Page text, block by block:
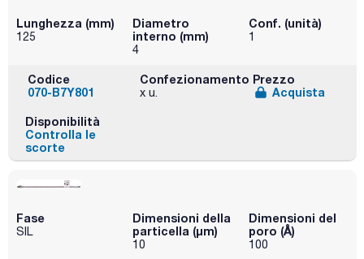
Lunghezza (mm)
125
Diametro
interno (mm)
4
Conf. (unità)
1
Codice
070-B7Y801
Confezionamento
x u.
Prezzo
Acquista
Disponibilità
Controlla le
scorte
Fase
SIL
Dimensioni della
particella (μm)
10
Dimensioni del
poro (Å)
100